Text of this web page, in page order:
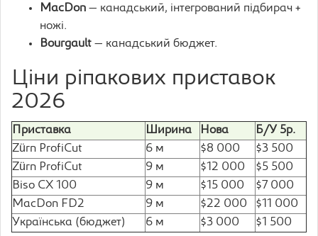
MacDon — канадський, інтегрований підбирач +
ножі.
Bourgault — канадський бюджет.
Ціни ріпакових приставок
2026
Приставка Ширина Нова
Б/У 5р.
Zürn ProfiCut
6 м $8 000
$3 500
Zürn ProfiCut
9 м $12 000
$5 500
Biso CX 100
9 м $15 000
$7 000
MacDon FD2
9 м $22 000
$11 000
Українська (бюджет)
6 м $3 000 $1 500